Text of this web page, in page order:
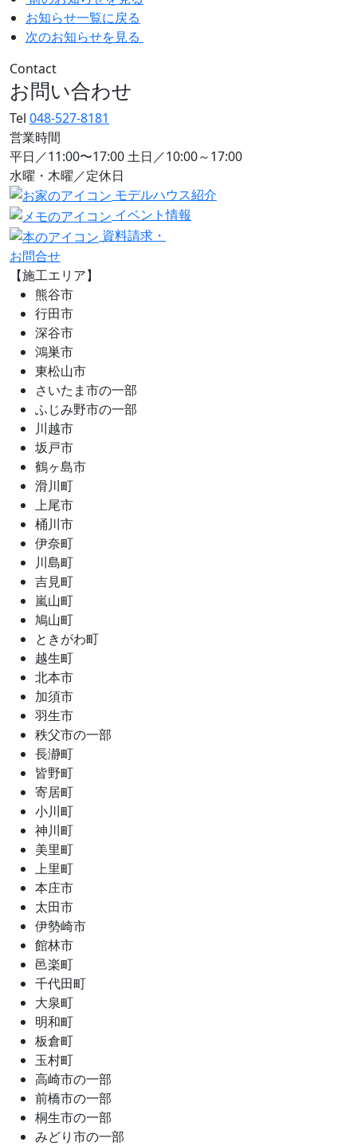
お知らせ一覧に戻る
次のお知らせを見る
Contact
お問い合わせ
Tel 048-527-8181
営業時間
平日／11:00〜17:00 土日／10:00～17:00
水曜・木曜／定休日
モデルハウス紹介
イベント情報
資料請求・
お問合せ
【施工エリア】
熊谷市
行田市
深谷市
鴻巣市
東松山市
さいたま市の一部
ふじみ野市の一部
川越市
坂戸市
鶴ヶ島市
滑川町
上尾市
桶川市
伊奈町
川島町
吉見町
嵐山町
鳩山町
ときがわ町
越生町
北本市
加須市
羽生市
秩父市の一部
長瀞町
皆野町
寄居町
小川町
神川町
美里町
上里町
本庄市
太田市
伊勢崎市
館林市
邑楽町
千代田町
大泉町
明和町
板倉町
玉村町
高崎市の一部
前橋市の一部
桐生市の一部
みどり市の一部